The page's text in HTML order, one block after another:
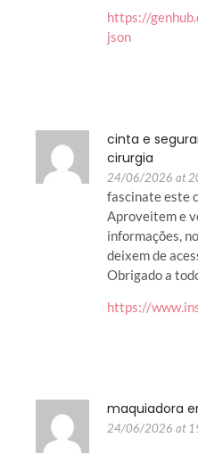
https://
json
cinta e
cirurgia
24/06/2026 at
fascinate este
Aproveitem e
informações,
deixem de
Obrigado a
https://
maquiadora
24/06/2026 at